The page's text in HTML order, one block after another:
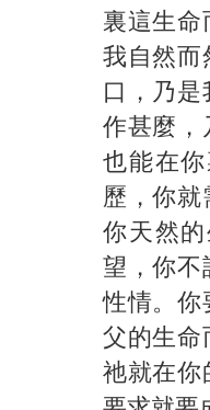
裏這生命
我自然而
口，乃
作甚麼，
也能在
歷，你
你天然
望，你不
性情。你
父的生命
祂就在你